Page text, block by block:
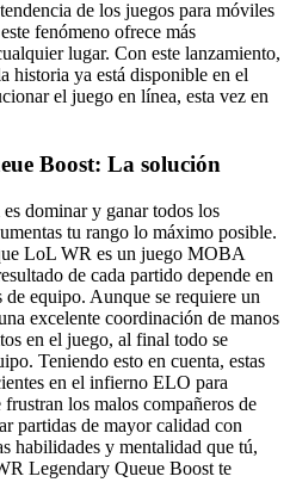
de los juegos para móviles
fenómeno ofrece más
lugar. Con este lanzamiento,
historia ya está disponible en el
el juego en línea, esta vez en
Boost: La solución
dominar y ganar todos los
tu rango lo máximo posible.
LoL WR es un juego MOBA
de cada partido depende en
equipo. Aunque se requiere un
excelente coordinación de manos
en el juego, al final todo se
Teniendo esto en cuenta, estas
en el infierno ELO para
los malos compañeros de
partidas de mayor calidad con
habilidades y mentalidad que tú,
Legendary Queue Boost te